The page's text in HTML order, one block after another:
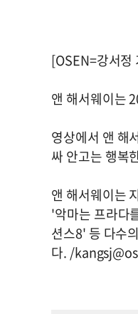
[OSEN=강서정
앤 해서웨이는
영상에서 앤 해
싸 안고는 행복
앤 해서웨이는
'악마는 프라다
션스8' 등 다수
다. /